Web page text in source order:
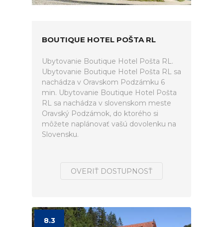
BOUTIQUE HOTEL POŠTA RL
Ubytovanie Boutique Hotel Pošta RL.
Ubytovanie Boutique Hotel Pošta RL sa
nachádza v Oravskom Podzámku 6
min. Ubytovanie Boutique Hotel Pošta
RL sa nachádza v slovenskom meste
Oravský Podzámok, do ktorého si
môžete naplánovať vašú dovolenku na
Slovensku.
OVERIŤ DOSTUPNOSŤ
8.3